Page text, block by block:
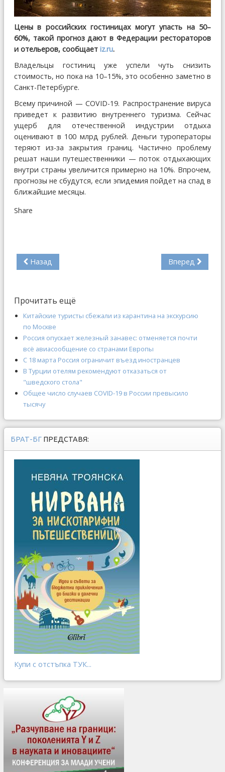
Цены в российских гостиницах могут упасть на 50–
60%, такой прогноз дают в Федерации рестораторов
и отельеров, сообщает iz.ru.
Владельцы гостиниц уже успели чуть снизить
стоимость, но пока на 10–15%, это особенно заметно в
Санкт-Петербурге.
Всему причиной — COVID-19. Распространение вируса
приведет к развитию внутреннего туризма. Сейчас
ущерб для отечественной индустрии отдыха
оценивают в 100 млрд рублей. Деньги туроператоры
теряют из-за закрытия границ. Частично проблему
решат наши путешественники — поток отдыхающих
внутри страны увеличится примерно на 10%. Впрочем,
прогнозы не сбудутся, если эпидемия пойдет на спад в
ближайшие месяцы.
Share
Назад Вперед
Прочитать ещё
Китайские туристы сбежали из карантина на экскурсию
по Москве
Россия опускает железный занавес: отменяется почти
всё авиасообщение со странами Европы
С 18 марта Россия ограничит въезд иностранцев
В Турции отелям рекомендуют отказаться от
"шведского стола"
Общее число случаев COVID-19 в России превысило
тысячу
БРАТ-БГ ПРЕДСТАВЯ:
Купи с отстъпка ТУК...